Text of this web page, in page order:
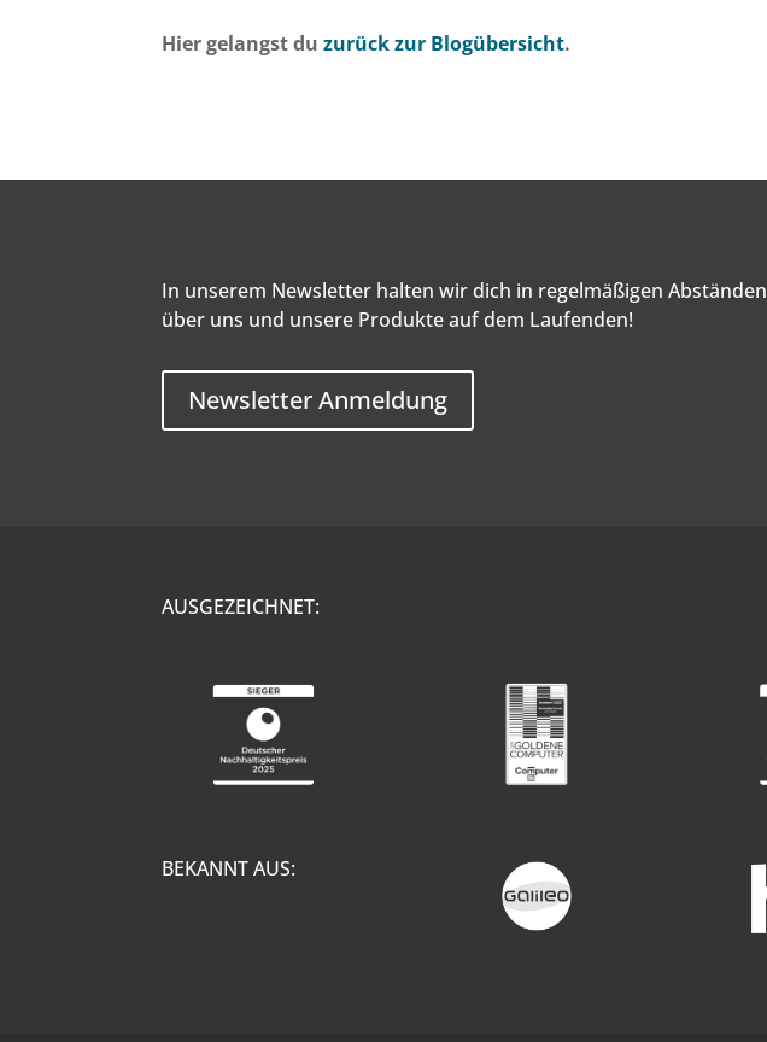
Hier gelangst duzurück zur Blogübersicht.
In unserem Newsletter halten wir dich in regelmäßigen Abständen
über uns und unsere Produkte auf dem Laufenden!
Newsletter Anmeldung
AUSGEZEICHNET:
BEKANNT AUS: